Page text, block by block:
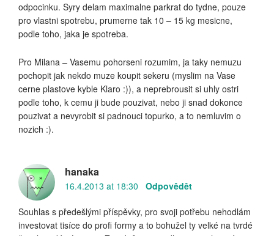
odpocinku. Syry delam maximalne parkrat do tydne, pouze
pro vlastni spotrebu, prumerne tak 10 – 15 kg mesicne,
podle toho, jaka je spotreba.
Pro Milana – Vasemu pohorseni rozumim, ja taky nemuzu
pochopit jak nekdo muze koupit sekeru (myslim na Vase
cerne plastove kyble Klaro :)), a neprebrousit si uhly ostri
podle toho, k cemu ji bude pouzivat, nebo ji snad dokonce
pouzivat a nevyrobit si padnouci topurko, a to nemluvim o
nozich :).
hanaka
16.4.2013 at 18:30 Odpovědět
Souhlas s předešlými příspěvky, pro svoji potřebu nehodlám
investovat tisíce do profi formy a to bohužel ty velké na tvrdé